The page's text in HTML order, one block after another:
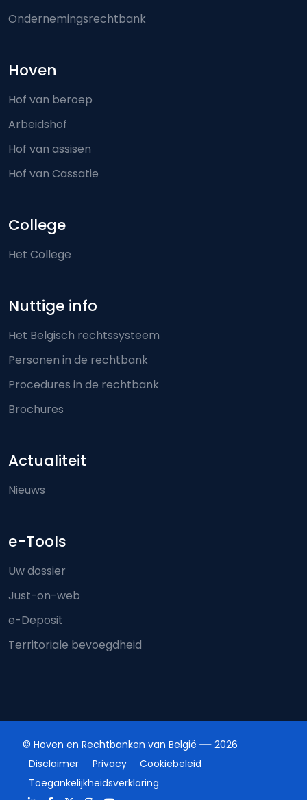
Ondernemingsrechtbank
Hoven
Hof van beroep
Arbeidshof
Hof van assisen
Hof van Cassatie
College
Het College
Nuttige info
Het Belgisch rechtssysteem
Personen in de rechtbank
Procedures in de rechtbank
Brochures
Actualiteit
Nieuws
e-Tools
Uw dossier
Just-on-web
e-Deposit
Territoriale bevoegdheid
© Hoven en Rechtbanken van België
2026
Disclaimer
Privacy
Cookiebeleid
Toegankelijkheidsverklaring